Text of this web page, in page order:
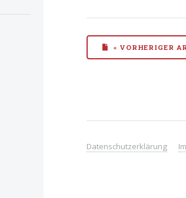
« VORHERIGER
Datenschutzerklärung